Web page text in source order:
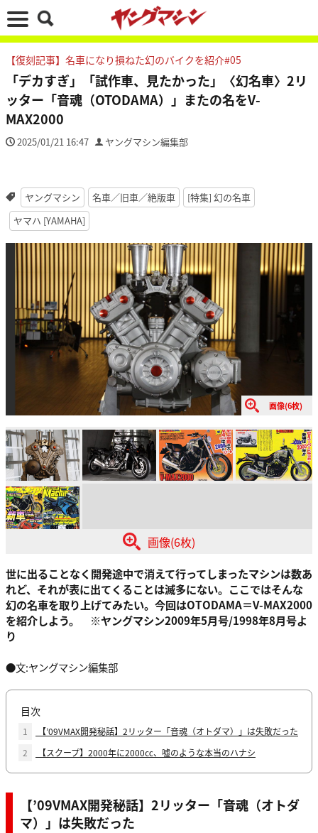
【復刻記事】名車になり損ねた幻のバイクを紹介#05
「デカすぎ」「試作車、見たかった」〈幻名車〉2リ
ッター「音魂（OTODAMA）」またの名をV-
MAX2000
2025/01/21 16:47 ヤングマシン編集部
ヤングマシン 名車／旧車／絶版車
[特集] 幻の名車
ヤマハ [YAMAHA]
画像(6枚)
画像(6枚)
世に出ることなく開発途中で消えて行ってしまったマシンは数あ
れど、それが表に出てくることは滅多にない。ここではそんな
幻の名車を取り上げてみたい。今回はOTODAMA＝V-MAX2000
を紹介しよう。 ※ヤングマシン2009年5月号/1998年8月号よ
り
●文:ヤングマシン編集部
目次
1
【’09VMAX開発秘話】2リッター「音魂（オトダマ）」は失敗だった
2
【スクープ】2000年に2000㏄、嘘のような本当のハナシ
【’09VMAX開発秘話】2リッター「音魂（オトダ
マ）」は失敗だった